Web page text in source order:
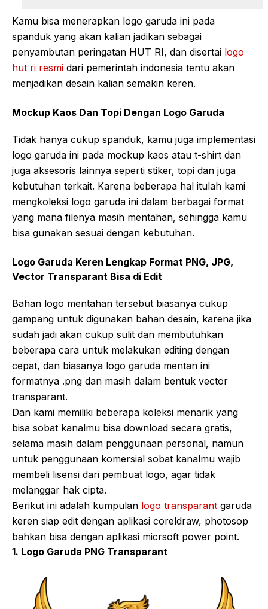
Kamu bisa menerapkan logo garuda ini pada
spanduk yang akan kalian jadikan sebagai
penyambutan peringatan HUT RI, dan disertai logo
hut ri resmi dari pemerintah indonesia tentu akan
menjadikan desain kalian semakin keren.
Mockup Kaos Dan Topi Dengan Logo Garuda
Tidak hanya cukup spanduk, kamu juga implementasi
logo garuda ini pada mockup kaos atau t-shirt dan
juga aksesoris lainnya seperti stiker, topi dan juga
kebutuhan terkait. Karena beberapa hal itulah kami
mengkoleksi logo garuda ini dalam berbagai format
yang mana filenya masih mentahan, sehingga kamu
bisa gunakan sesuai dengan kebutuhan.
Logo Garuda Keren Lengkap Format PNG, JPG,
Vector Transparant Bisa di Edit
Bahan logo mentahan tersebut biasanya cukup
gampang untuk digunakan bahan desain, karena jika
sudah jadi akan cukup sulit dan membutuhkan
beberapa cara untuk melakukan editing dengan
cepat, dan biasanya logo garuda mentan ini
formatnya .png dan masih dalam bentuk vector
transparant.
Dan kami memiliki beberapa koleksi menarik yang
bisa sobat kanalmu bisa download secara gratis,
selama masih dalam penggunaan personal, namun
untuk penggunaan komersial sobat kanalmu wajib
membeli lisensi dari pembuat logo, agar tidak
melanggar hak cipta.
Berikut ini adalah kumpulan logo transparant garuda
keren siap edit dengan aplikasi coreldraw, photosop
bahkan bisa dengan aplikasi micrsoft power point.
1. Logo Garuda PNG Transparant